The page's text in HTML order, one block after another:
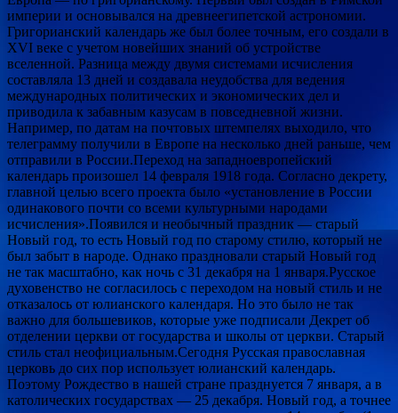
империи и основывался на древнеегипетской астрономии.
Григорианский календарь же был более точным, его создали в
XVI веке с учетом новейших знаний об устройстве
вселенной. Разница между двумя системами исчисления
составляла 13 дней и создавала неудобства для ведения
международных политических и экономических дел и
приводила к забавным казусам в повседневной жизни.
Например, по датам на почтовых штемпелях выходило, что
телеграмму получили в Европе на несколько дней раньше, чем
отправили в России.Переход на западноевропейский
календарь произошел 14 февраля 1918 года. Согласно декрету,
главной целью всего проекта было «установление в России
одинакового почти со всеми культурными народами
исчисления».Появился и необычный праздник — старый
Новый год, то есть Новый год по старому стилю, который не
был забыт в народе. Однако праздновали старый Новый год
не так масштабно, как ночь с 31 декабря на 1 января.Русское
духовенство не согласилось с переходом на новый стиль и не
отказалось от юлианского календаря. Но это было не так
важно для большевиков, которые уже подписали Декрет об
отделении церкви от государства и школы от церкви. Старый
стиль стал неофициальным.Сегодня Русская православная
церковь до сих пор использует юлианский календарь.
Поэтому Рождество в нашей стране празднуется 7 января, а в
католических государствах — 25 декабря. Новый год, а точнее